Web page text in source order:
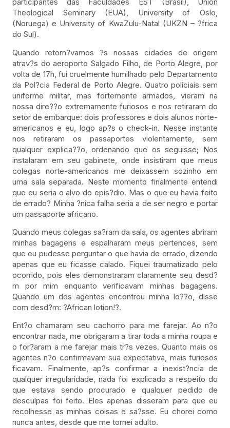
Theological Seminary (EUA), University of Oslo,
(Noruega) e University of KwaZulu-Natal (UKZN – ?frica
do Sul).
Quando retorn?vamos ?s nossas cidades de origem
atrav?s do aeroporto Salgado Filho, de Porto Alegre, por
volta de 17h, fui cruelmente humilhado pelo Departamento
da Pol?cia Federal de Porto Alegre. Quatro policiais sem
uniforme militar, mas fortemente armados, vieram na
nossa dire??o extremamente furiosos e nos retiraram do
setor de embarque: dois professores e dois alunos norte-
americanos e eu, logo ap?s o check-in. Nesse instante
nos retiraram os passaportes violentamente, sem
qualquer explica??o, ordenando que os seguisse; Nos
instalaram em seu gabinete, onde insistiram que meus
colegas norte-americanos me deixassem sozinho em
uma sala separada. Neste momento finalmente entendi
que eu seria o alvo do epis?dio. Mas o que eu havia feito
de errado? Minha ?nica falha seria a de ser negro e portar
um passaporte africano.
Quando meus colegas sa?ram da sala, os agentes abriram
minhas bagagens e espalharam meus pertences, sem
que eu pudesse perguntar o que havia de errado, dizendo
apenas que eu ficasse calado. Fiquei traumatizado pelo
ocorrido, pois eles demonstraram claramente seu desd?
m por mim enquanto verificavam minhas bagagens.
Quando um dos agentes encontrou minha lo??o, disse
com desd?m: ?African lotion!?.
Ent?o chamaram seu cachorro para me farejar. Ao n?o
encontrar nada, me obrigaram a tirar toda a minha roupa e
o for?aram a me farejar mais tr?s vezes. Quanto mais os
agentes n?o confirmavam sua expectativa, mais furiosos
ficavam. Finalmente, ap?s confirmar a inexist?ncia de
qualquer irregularidade, nada foi explicado a respeito do
que estava sendo procurado e qualquer pedido de
desculpas foi feito. Eles apenas disseram para que eu
recolhesse as minhas coisas e sa?sse. Eu chorei como
nunca antes, desde que me tornei adulto.